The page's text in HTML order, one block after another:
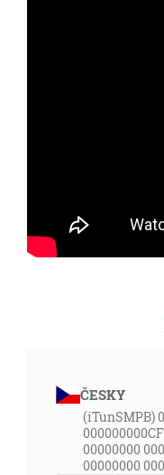
ČESKY
(iTunSMPB)
00000000
00000000